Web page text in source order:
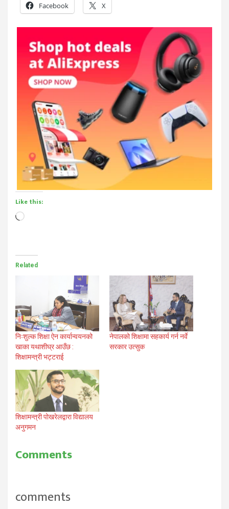
Facebook X
Like this:
Loading…
Related
निःशुल्क शिक्षा ऐन कार्यान्वयनको
खाका यथाशीघ्र आउँछ :
शिक्षामन्त्री भट्टराई
नेपालको शिक्षामा सहकार्य गर्न नर्वे
सरकार उत्सुक
शिक्षामन्त्री पोखरेलद्वारा विद्यालय
अनुगमन
Comments
comments